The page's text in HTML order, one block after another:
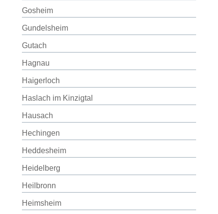
Gosheim
Gundelsheim
Gutach
Hagnau
Haigerloch
Haslach im Kinzigtal
Hausach
Hechingen
Heddesheim
Heidelberg
Heilbronn
Heimsheim